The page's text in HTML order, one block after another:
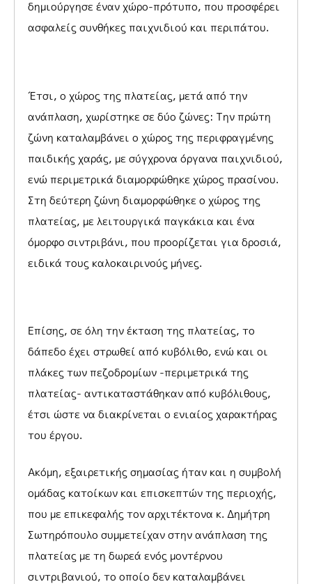
δημιούργησε έναν χώρο-πρότυπο, που προσφέρει
ασφαλείς συνθήκες παιχνιδιού και περιπάτου.
Έτσι, ο χώρος της πλατείας, μετά από την
ανάπλαση, χωρίστηκε σε δύο ζώνες: Την πρώτη
ζώνη καταλαμβάνει ο χώρος της περιφραγμένης
παιδικής χαράς, με σύγχρονα όργανα παιχνιδιού,
ενώ περιμετρικά διαμορφώθηκε χώρος πρασίνου.
Στη δεύτερη ζώνη διαμορφώθηκε ο χώρος της
πλατείας, με λειτουργικά παγκάκια και ένα
όμορφο σιντριβάνι, που προορίζεται για δροσιά,
ειδικά τους καλοκαιρινούς μήνες.
Επίσης, σε όλη την έκταση της πλατείας, το
δάπεδο έχει στρωθεί από κυβόλιθο, ενώ και οι
πλάκες των πεζοδρομίων -περιμετρικά της
πλατείας- αντικαταστάθηκαν από κυβόλιθους,
έτσι ώστε να διακρίνεται ο ενιαίος χαρακτήρας
του έργου.
Ακόμη, εξαιρετικής σημασίας ήταν και η συμβολή
ομάδας κατοίκων και επισκεπτών της περιοχής,
που με επικεφαλής τον αρχιτέκτονα κ. Δημήτρη
Σωτηρόπουλο συμμετείχαν στην ανάπλαση της
πλατείας με τη δωρεά ενός μοντέρνου
σιντριβανιού, το οποίο δεν καταλαμβάνει